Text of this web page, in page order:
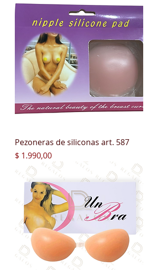
Pezoneras de siliconas art. 587
Precio
$ 1.990,00